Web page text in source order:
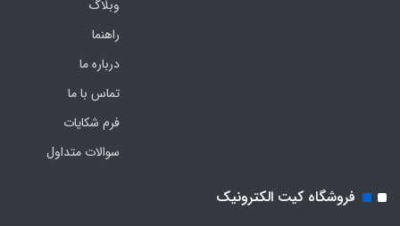
وبلاگ
راهنما
درباره ما
تماس با ما
فرم‌ شکایات
سوالات متداول
فروشگاه کیت الکترونیک